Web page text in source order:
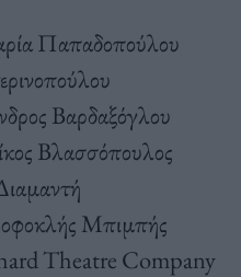
Παπαδοπούλου
Βαρδαξόγλου
Βλασσόπουλος
Μπιμπής
Theatre Company